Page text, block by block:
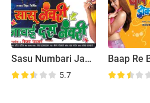
Sasu Numbari Jawai Dus Numbri
5.7